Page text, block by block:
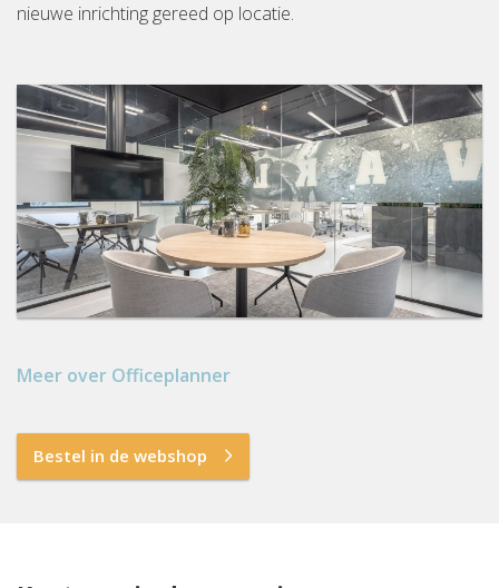
nieuwe inrichting gereed op locatie.
Meer over Officeplanner
Bestel in de webshop